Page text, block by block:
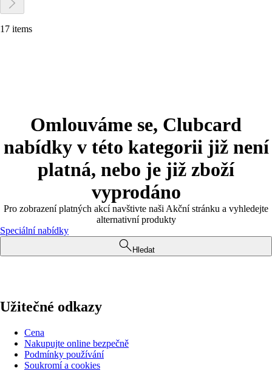
17 items
Omlouváme se, Clubcard
nabídky v této kategorii již není
platná, nebo je již zboží
vyprodáno
Pro zobrazení platných akcí navštivte naši Akční stránku a vyhledejte
alternativní produkty
Speciální nabídky
Hledat
Užitečné odkazy
Cena
Nakupujte online bezpečně
Podmínky používání
Soukromí a cookies